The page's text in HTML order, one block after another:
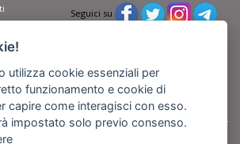
di
Seguici su
IVA 07355350724
utilizza cookie essenziali per
funzionamento e cookie di
capire come interagisci con esso.
impostato solo previo consenso.